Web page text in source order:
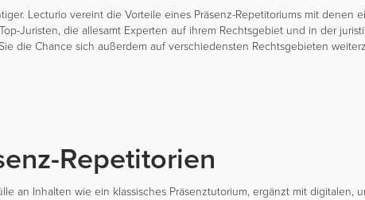
Lecturio vereint die Vorteile eines Präsenz-Repetitoriums mit denen
Juristen, die allesamt Experten auf ihrem Rechtsgebiet und in der
die Chance sich außerdem auf verschiedensten Rechtsgebieten
Repetitorien
an Inhalten wie ein klassisches Präsenztutorium, ergänzt mit digitalen,